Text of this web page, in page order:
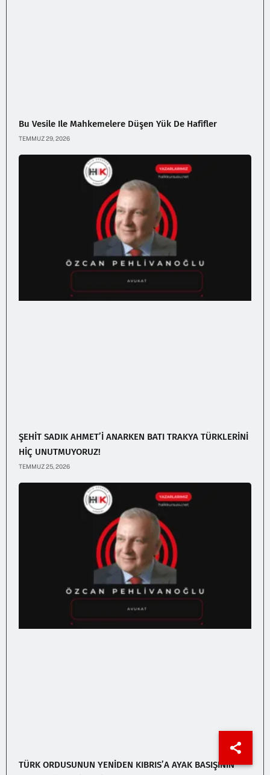
Bu Vesile Ile Mahkemelere Düşen Yük De Hafifler
TEMMUZ 29, 2026
ŞEHİT SADIK AHMET’İ ANARKEN BATI TRAKYA TÜRKLERİNİ
HİÇ UNUTMUYORUZ!
TEMMUZ 25, 2026
TÜRK ORDUSUNUN YENİDEN KIBRIS’A AYAK BASIŞININ